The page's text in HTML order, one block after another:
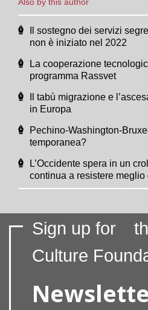
Il sostegno dei servizi
non è iniziato nel 2022
La cooperazione
programma Rassvet
Il tabù migrazione e
in Europa
Pechino-Washington-
temporanea?
L’Occidente spera in un
continua a resistere meglio
Sign up for
Culture